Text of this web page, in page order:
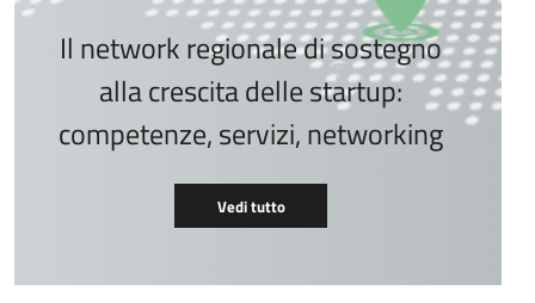
Il network regionale di sostegno
alla crescita delle startup:
competenze, servizi, networking
Vedi tutto